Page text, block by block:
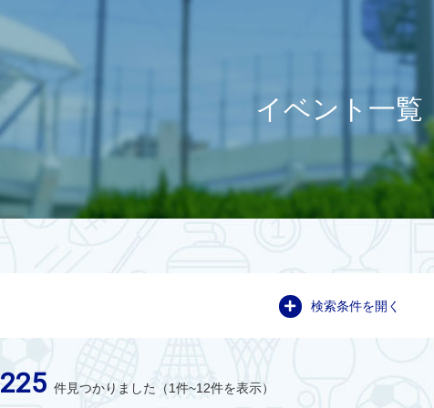
イベント一覧
検索条件を開く
225 件見つかりました（1件~12件を表示）